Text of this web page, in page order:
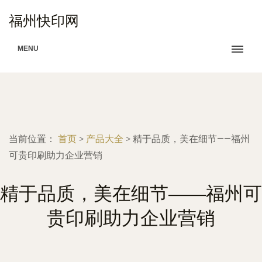
福州快印网
MENU
当前位置： 首页 > 产品大全 > 精于品质，美在细节——福州
可贵印刷助力企业营销
精于品质，美在细节——福州可
贵印刷助力企业营销